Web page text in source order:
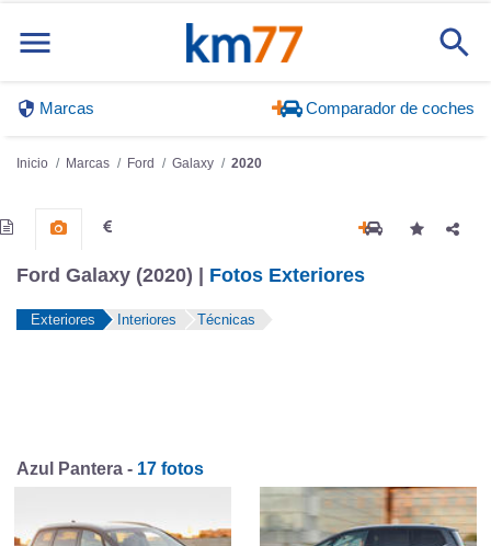
Marcas Comparador de coches
Inicio Marcas Ford Galaxy 2020
Ford Galaxy (2020) | Fotos Exteriores
Exteriores Interiores Técnicas
Azul Pantera - 17 fotos